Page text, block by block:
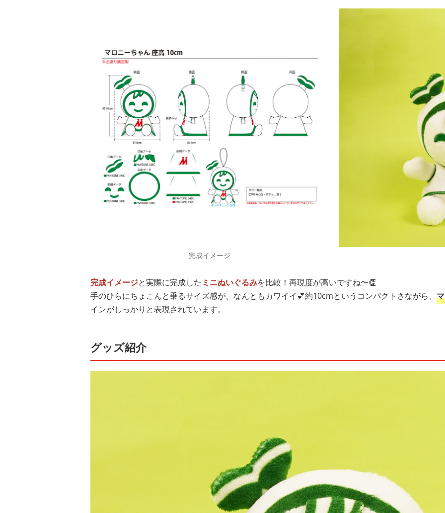
完成イメージ
完成イメージと実際に完成した ミニぬいぐるみを比較！再現度が高いですね〜👏
手のひらにちょこんと乗るサイズ感が、なんともカワイイ💕約10cmというコンパクトさながら、
インがしっかりと表現されています。
グッズ紹介